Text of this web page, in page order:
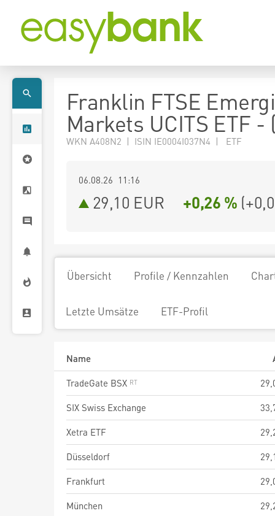
Franklin FTSE
Markets UCITS ETF -
WKN A408N2 | ISIN IE0004I037N4 | ETF
06.08.26 11:16
29,10 EUR +0,26 % (
Übersicht Profile / Kennzahlen
Letzte Umsätze ETF-Profil
Name
TradeGate BSX
SIX Swiss Exchange
Xetra ETF
Düsseldorf
Frankfurt
München